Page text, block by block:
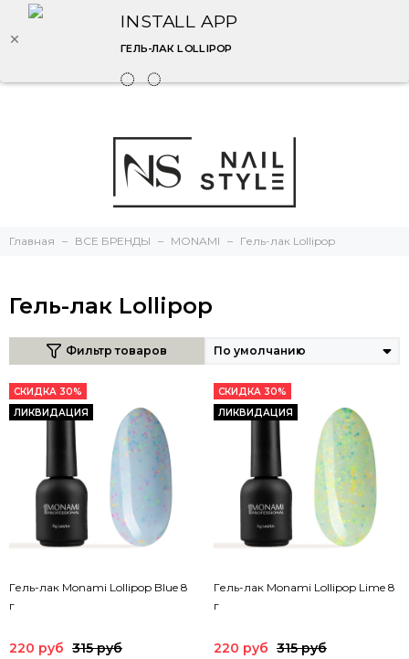
INSTALL APP
ГЕЛЬ-ЛАК LOLLIPOP
Главная ВСЕ БРЕНДЫ MONAMI Гель-лак Lollipop
Гель-лак Lollipop
Фильтр товаров
СКИДКА 30%
ЛИКВИДАЦИЯ
Гель-лак Monami Lollipop Blue 8
г
220 руб 315 руб
СКИДКА 30%
ЛИКВИДАЦИЯ
Гель-лак Monami Lollipop Lime 8
г
220 руб 315 руб